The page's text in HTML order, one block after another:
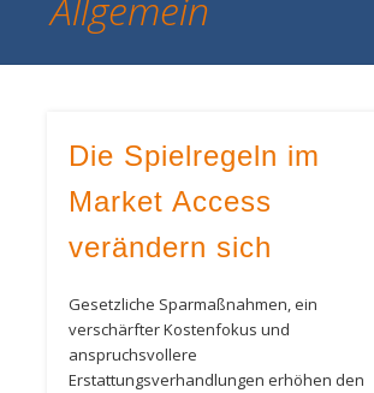
Die Spielregeln im
Market Access
verändern sich
Gesetzliche Sparmaßnahmen, ein
verschärfter Kostenfokus und
anspruchsvollere
Erstattungsverhandlungen erhöhen den